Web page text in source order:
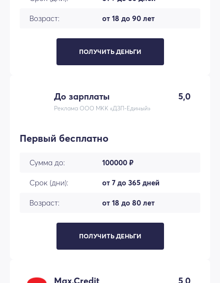
Возраст: от 18 до 90 лет
ПОЛУЧИТЬ ДЕНЬГИ
До зарплаты 5,0
Реклама ООО МКК «ДЗП-Единый»
Первый бесплатно
Сумма до: 100000 ₽
Срок (дни): от 7 до 365 дней
Возраст: от 18 до 80 лет
ПОЛУЧИТЬ ДЕНЬГИ
Max.Credit 5,0